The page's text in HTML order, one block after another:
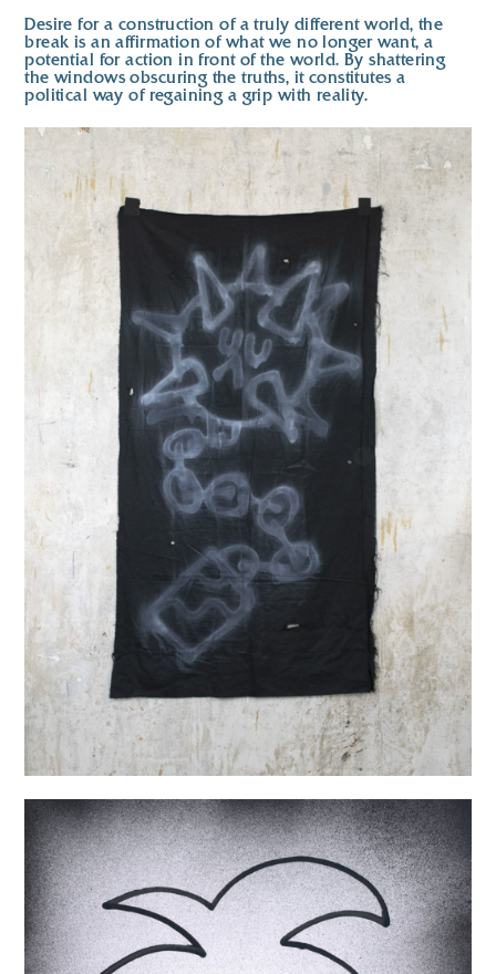
Desire for a construction of a truly different world, the
break is an affirmation of what we no longer want, a
potential for action in front of the world. By shattering
the windows obscuring the truths, it constitutes a
political way of regaining a grip with reality.